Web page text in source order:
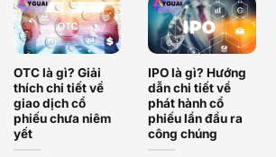
OTC là gì? Giải
thích chi tiết về
giao dịch cổ
phiếu chưa niêm
yết
IPO là gì? Hướng
dẫn chi tiết về
phát hành cổ
phiếu lần đầu ra
công chúng